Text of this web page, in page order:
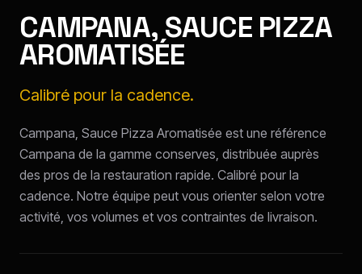
CAMPANA, SAUCE PIZZA
AROMATISÉE
Calibré pour la cadence.
Campana, Sauce Pizza Aromatisée est une référence
Campana de la gamme conserves, distribuée auprès
des pros de la restauration rapide. Calibré pour la
cadence. Notre équipe peut vous orienter selon votre
activité, vos volumes et vos contraintes de livraison.